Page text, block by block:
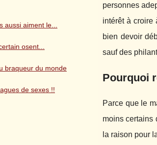
personnes
intérêt à croire
bien devoir
sauf des
Pourquoi
Parce que le
moins certains
la raison pour
aussi aiment le...
osent...
braqueur du monde
de sexes !!